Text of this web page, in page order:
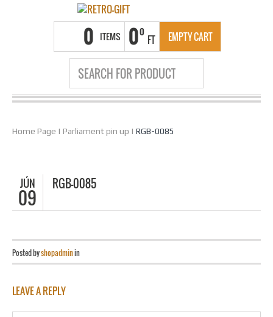
0 ITEMS 00
FT EMPTY CART
Home Page | Parliament pin up | RGB-0085
JÚN
09
RGB-0085
Posted byshopadminin
LEAVE A REPLY